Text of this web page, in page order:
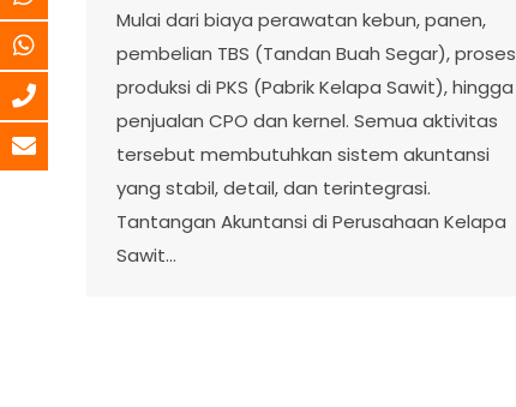
Mulai dari biaya perawatan kebun, panen,
pembelian TBS (Tandan Buah Segar), proses
produksi di PKS (Pabrik Kelapa Sawit), hingga
penjualan CPO dan kernel. Semua aktivitas
tersebut membutuhkan sistem akuntansi
yang stabil, detail, dan terintegrasi.
Tantangan Akuntansi di Perusahaan Kelapa
Sawit…